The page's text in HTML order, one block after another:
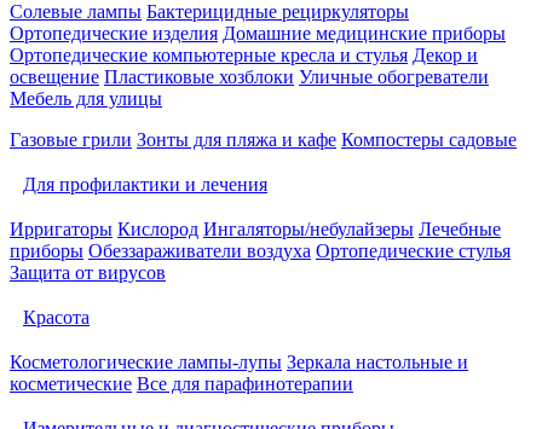
Солевые лампы Бактерицидные рециркуляторы
Ортопедические изделия Домашние медицинские приборы
Ортопедические компьютерные кресла и стулья Декор и
освещение Пластиковые хозблоки Уличные обогреватели
Мебель для улицы
Газовые грили Зонты для пляжа и кафе Компостеры садовые
Для профилактики и лечения
Ирригаторы Кислород Ингаляторы/небулайзеры Лечебные
приборы Обеззараживатели воздуха Ортопедические стулья
Защита от вирусов
Красота
Косметологические лампы-лупы Зеркала настольные и
косметические Все для парафинотерапии